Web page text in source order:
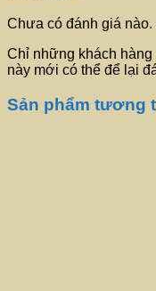
Chưa có đánh giá nào.
Chỉ những khách hàng
này mới có thể để lại
Sản phẩm tương